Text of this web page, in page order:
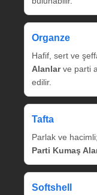
Organze
Hafif, sert ve
Alanlarve parti
edilir.
Tafta
Parlak ve
Parti Kumaş
Softshell